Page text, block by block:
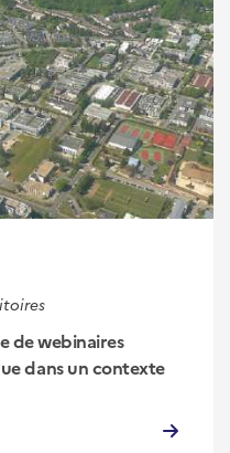
de webinaires
dans un contexte